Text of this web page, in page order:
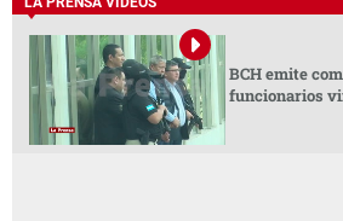
BCH emite
funcionarios